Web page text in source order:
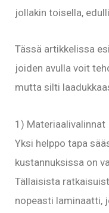
jollakin toisella,
Tässä artikkelissa
joiden avulla voit
mutta silti
1) Materiaalivalinnat
Yksi helppo tapa
kustannuksissa on
Tällaisista
nopeasti laminaatti,